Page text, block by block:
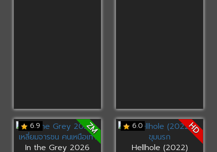
6.9 ZM
In the Grey 2026
6.0 HD
Hellhole (2022)